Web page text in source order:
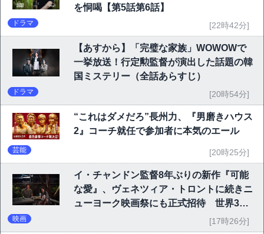
を恫喝【第5話第6話】
ドラマ [22時42分]
【あすから】「完璧な家族」WOWOWで
一挙放送！行定勲監督が演出した話題の韓
国ミステリー（全話あらすじ）
ドラマ [20時54分]
“これはダメだろ”長州力、『男磨きハウス
2』コーチ就任で参加者に本気のエール
芸能 [20時25分]
イ・チャンドン監督8年ぶりの新作『可能
な愛』、ヴェネツィア・トロントに続きニ
ューヨーク映画祭にも正式招待 世界3大
映画 [17時26分]